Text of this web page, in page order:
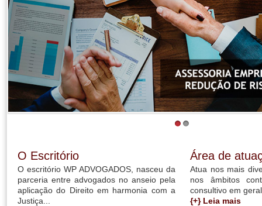
O Escritório
O escritório WP ADVOGADOS, nasceu da
parceria entre advogados no anseio pela
aplicação do Direito em harmonia com a
Justiça...
Área de
Atua nos mais
nos âmbitos
consultivo em
{+} Leia mais